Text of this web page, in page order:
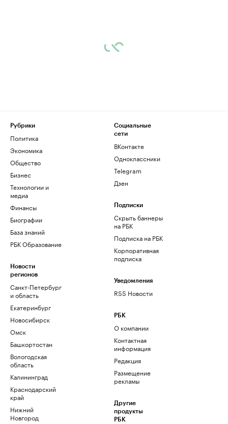
Рубрики
Политика
Экономика
Общество
Бизнес
Технологии и
медиа
Финансы
Биографии
База знаний
РБК Образование
Новости
регионов
Санкт-Петербург
и область
Екатеринбург
Новосибирск
Омск
Башкортостан
Вологодская
область
Калининград
Краснодарский
край
Нижний
Новгород
Социальные
сети
ВКонтакте
Одноклассники
Telegram
Дзен
Подписки
Скрыть баннеры
на РБК
Подписка на РБК
Корпоративная
подписка
Уведомления
RSS Новости
РБК
О компании
Контактная
информация
Редакция
Размещение
рекламы
Другие
продукты
РБК